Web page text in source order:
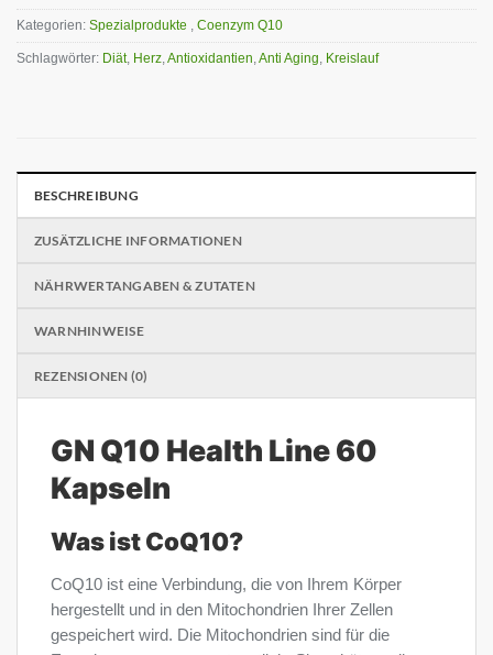
Kategorien: Spezialprodukte , Coenzym Q10
Schlagwörter: Diät, Herz,Antioxidantien,Anti Aging, Kreislauf
BESCHREIBUNG
ZUSÄTZLICHE INFORMATIONEN
NÄHRWERTANGABEN & ZUTATEN
WARNHINWEISE
REZENSIONEN (0)
GN Q10 Health Line 60
Kapseln
Was ist CoQ10?
CoQ10 ist eine Verbindung, die von Ihrem Körper
hergestellt und in den Mitochondrien Ihrer Zellen
gespeichert wird. Die Mitochondrien sind für die